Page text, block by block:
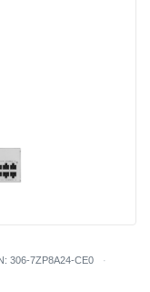
306-7ZP8A24-CE0